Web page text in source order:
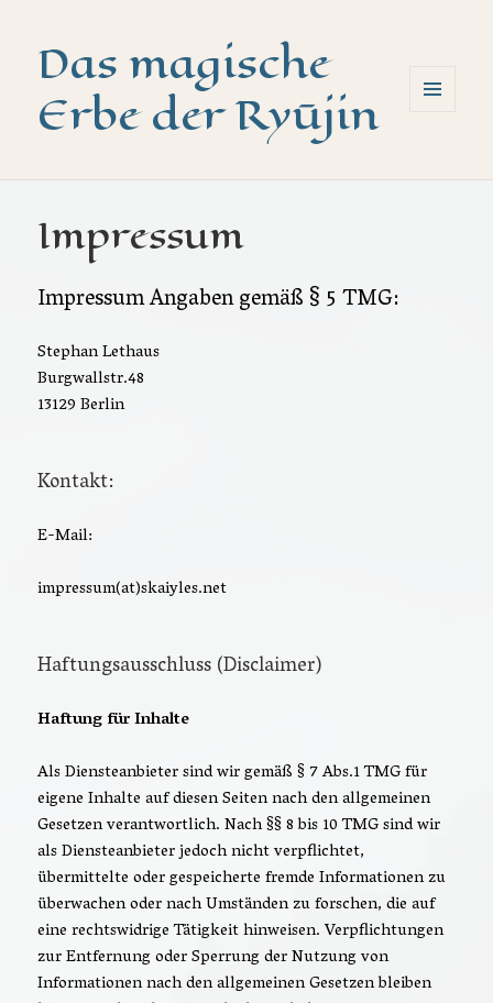
Das magische
Erbe der Ryūjin
Impressum
Impressum Angaben gemäß § 5 TMG:
Stephan Lethaus
Burgwallstr.48
13129 Berlin
Kontakt:
E-Mail:
impressum(at)skaiyles.net
Haftungsausschluss (Disclaimer)
Haftung für Inhalte
Als Diensteanbieter sind wir gemäß § 7 Abs.1 TMG für
eigene Inhalte auf diesen Seiten nach den allgemeinen
Gesetzen verantwortlich. Nach §§ 8 bis 10 TMG sind wir
als Diensteanbieter jedoch nicht verpflichtet,
übermittelte oder gespeicherte fremde Informationen zu
überwachen oder nach Umständen zu forschen, die auf
eine rechtswidrige Tätigkeit hinweisen. Verpflichtungen
zur Entfernung oder Sperrung der Nutzung von
Informationen nach den allgemeinen Gesetzen bleiben